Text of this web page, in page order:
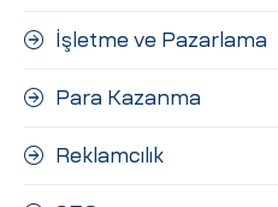
İşletme ve Pazarlama
Para Kazanma
Reklamcılık